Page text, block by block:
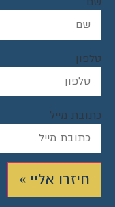
טלפון
כתובת מייל
חיזרו אליי »